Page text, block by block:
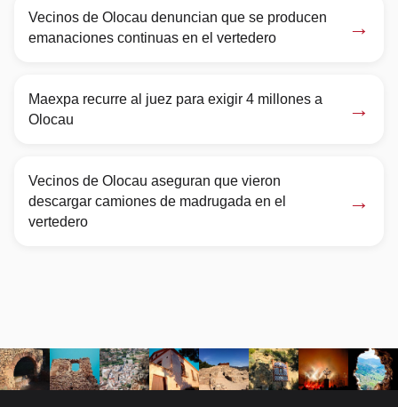
Vecinos de Olocau denuncian que se producen
emanaciones continuas en el vertedero
→
Maexpa recurre al juez para exigir 4 millones a
Olocau
→
Vecinos de Olocau aseguran que vieron
descargar camiones de madrugada en el
vertedero
→